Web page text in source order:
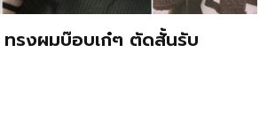
รงผมบ๊อบเก๋ๆ ตัดสั้นรับ